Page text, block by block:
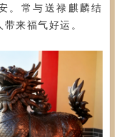
。常与送禄麒麟结
来福气好运。